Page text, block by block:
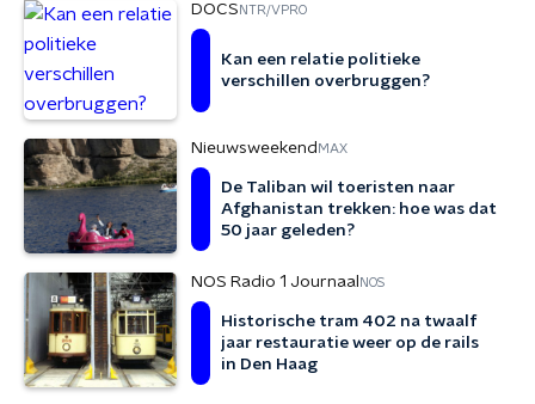
DOCS NTR/VPRO
Kan een relatie politieke
verschillen overbruggen?
Nieuwsweekend MAX
De Taliban wil toeristen naar
Afghanistan trekken: hoe was dat
50 jaar geleden?
NOS Radio 1 Journaal NOS
Historische tram 402 na twaalf
jaar restauratie weer op de rails
in Den Haag